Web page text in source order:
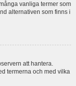
vanliga termer som
alternativen som finns i
att hantera.
termerna och med vilka